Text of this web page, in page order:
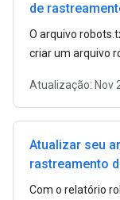
de
O arquivo
criar um arquivo
Atualização: Nov
Atualizar seu
rastreamento
Com o relatório